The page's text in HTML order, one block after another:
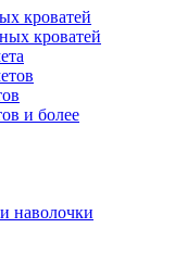
кроватей
кроватей
и более
наволочки